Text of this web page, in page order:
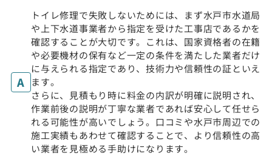
トイレ修理で失敗しないためには、まず水戸市水道局
や上下水道事業者から指定を受けた工事店であるかを
確認することが大切です。これは、国家資格者の在籍
や必要機材の保有など一定の条件を満たした業者だけ
に与えられる指定であり、技術力や信頼性の証といえ
ます。
さらに、見積もり時に料金の内訳が明確に説明され、
作業前後の説明が丁寧な業者であれば安心して任せら
れる可能性が高いでしょう。口コミや水戸市周辺での
施工実績もあわせて確認することで、より信頼性の高
い業者を見極める手助けになります。